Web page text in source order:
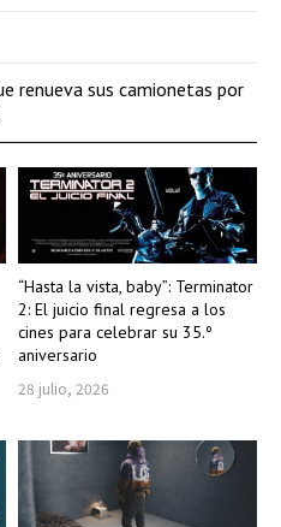
“Hasta la vista, baby”: Terminator
2: El juicio final regresa a los
cines para celebrar su 35.º
aniversario
28 julio, 2026
renueva sus camionetas por